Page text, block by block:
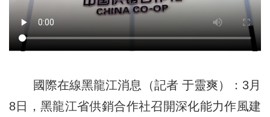
國際在線黑龍江消息（記者 于靈爽）：3月
8日，黑龍江省供銷合作社召開深化能力作風建